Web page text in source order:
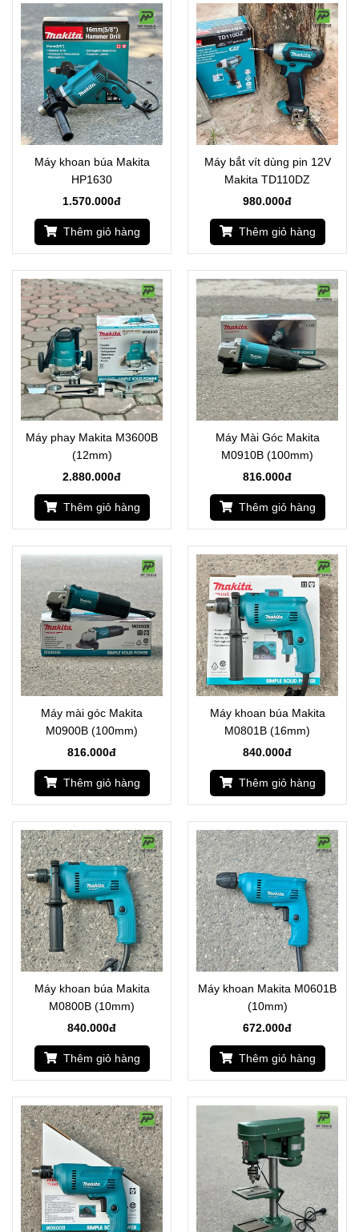
1.890.000đ
Chọn sản phẩm
Máy khoan búa Makita
HP1630
1.570.000đ
Thêm giỏ hàng
Máy bắt vít dùng pin 12V
Makita TD110DZ
980.000đ
Thêm giỏ hàng
Máy phay Makita M3600B
(12mm)
2.880.000đ
Thêm giỏ hàng
Máy Mài Góc Makita
M0910B (100mm)
816.000đ
Thêm giỏ hàng
Máy mài góc Makita
M0900B (100mm)
816.000đ
Thêm giỏ hàng
Máy khoan búa Makita
M0801B (16mm)
840.000đ
Thêm giỏ hàng
Máy khoan búa Makita
M0800B (10mm)
840.000đ
Thêm giỏ hàng
Máy khoan Makita M0601B
(10mm)
672.000đ
Thêm giỏ hàng